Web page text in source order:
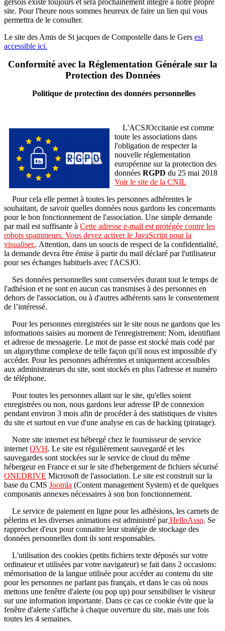
gersois existe toujours et sera prochainement intégré à notre propre
site. Pour l'heure nous sommes heureux de faire un lien qui vous
permettra de le consulter.
Le site des Amis de St jacques de Compostelle dans le Gers est
accessible ici.
Conformité avec la Réglementation Générale sur la
Protection des Données
Politique de protection des données personnelles
L'ACSJOccitanie est comme
toute les associations dans
l'obligation de respecter la
nouvelle réglementation
européenne sur la protection des
données RGPD du 25 mai 2018
Voir le site de la CNIL
Pour cela elle permet à toutes les personnes adhérentes le
souhaitant, de savoir quelles données nous gardons les concernants
pour le bon fonctionnement de l'association. Une simple demande
par mail est suffisante à Cette adresse e-mail est protégée contre les
robots spammeurs. Vous devez activer le JavaScript pour la
visualiser.. Attention, dans un soucis de respect de la confidentialité,
la demande devra être émise à partir du mail déclaré par l'utilisateur
pour ses échanges habituels avec l'ACSJO.
Ses données personnelles sont conservées durant tout le temps de
l'adhésion et ne sont en aucun cas transmises à des personnes en
dehors de l'association, ou à d'autres adhérents sans le consentement
de l’intéressé.
Pour les personnes enregistrées sur le site nous ne gardons que les
informations saisies au moment de l'enregistrement: Nom, identifiant
et adresse de messagerie. Le mot de passe est stocké mais codé par
un algorythme complexe de telle façon qu'il nous est impossible d'y
accéder. Pour les personnes adhérentes et uniquement accessibles
aux administrateurs du site, sont stockés en plus l'adresse et numéro
de téléphone.
Pour toutes les personnes allant sur le site, qu'elles soient
enregistrées ou non, nous gardons leur adresse IP de connexion
pendant environ 3 mois afin de procéder à des statistiques de visites
du site et surtout en vue d'une analyse en cas de hacking (piratage).
Notre site internet est hébergé chez le fournisseur de service
internet OVH. Le site est régulièrement sauvegardé et les
sauvegardes sont stockées sur le service de cloud du même
hébergeur en France et sur le site d'hebergement de fichiers sécurisé
ONEDRIVE Microsoft de l'association. Le site est construit sur la
base du CMS Joomla (Content management System) et de quelques
composants annexes nécessaires à son bon fonctionnement.
Le service de paiement en ligne pour les adhésions, les carnets de
pèlerins et les diverses animations est administré parHelloAsso. Se
rapprocher d'eux pour connaitre leur stratégie de stockage des
données personnelles dont ils sont responsables.
L'utilisation des cookies (petits fichiers texte déposés sur votre
ordinateur et utilisées par votre navigateur) se fait dans 2 occasions:
mémorisation de la langue utilisée pour accéder au contenu du site
pour les personnes ne parlant pas français, et dans le cas où nous
mettons une fenêtre d'alerte (ou pop up) pour sensibiliser le visiteur
sur une information importante. Dans ce cas ce cookie évite que la
fenêtre d'alerte s'affiche à chaque ouverture du site, mais une fois
toutes les 4 semaines.